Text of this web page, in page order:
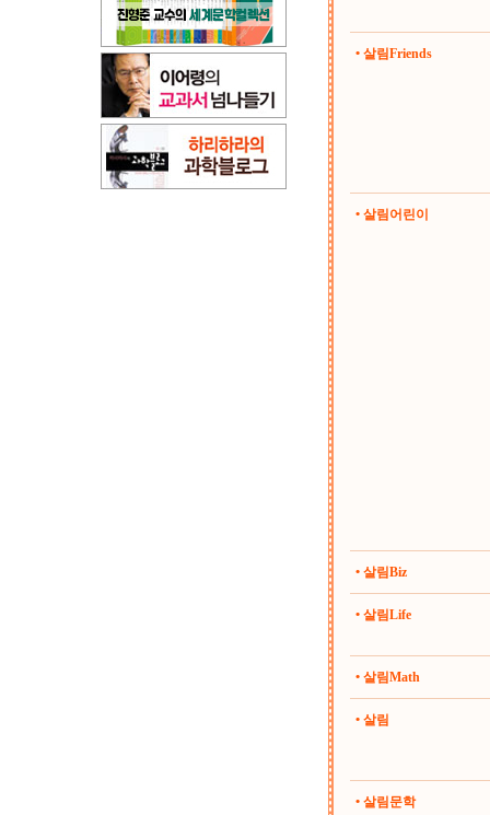
• 살림Friends
• 살림어린이
• 살림Biz
• 살림Life
• 살림Math
• 살림
• 살림문학